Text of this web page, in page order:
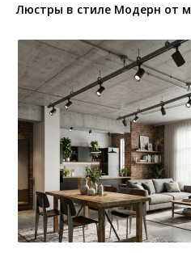
Люстры в стиле Модерн от